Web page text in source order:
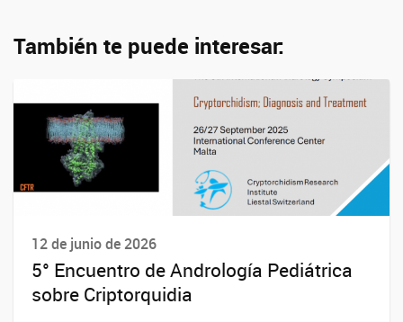
También te puede interesar:
12 de junio de 2026
5° Encuentro de Andrología Pediátrica
sobre Criptorquidia